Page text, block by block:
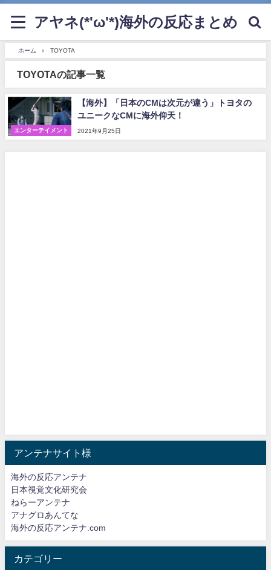
アヤネ(*'ω'*)海外の反応まとめ
ホーム TOYOTA
TOYOTAの記事一覧
エンターテイメント
【海外】「日本のCMは次元が違う」トヨタの
ユニークなCMに海外仰天！
2021年9月25日
アンテナサイト様
海外の反応アンテナ
日本視覚文化研究会
ねらーアンテナ
アナグロあんてな
海外の反応アンテナ.com
カテゴリー